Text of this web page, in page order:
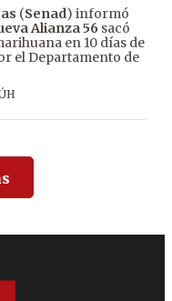
(Senad) informó
Alianza 56 sacó
en 10 días de
el Departamento de